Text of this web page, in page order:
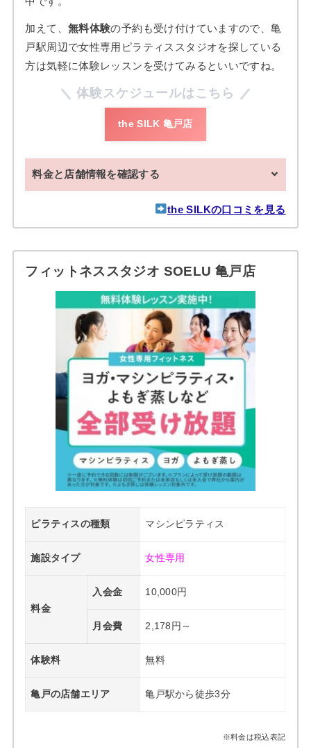
加えて、 無料体験の予約も受け付けていますので、亀
戸駅周辺で女性専用ピラティススタジオを探している
方は気軽に体験レッスンを受けてみるといいですね。
体験スケジュールはこちら
the SILK 亀戸店
料金と店舗情報を確認する
the SILKの口コミを見る
フィットネススタジオ SOELU 亀戸店
ピラティスの種類 マシンピラティス
施設タイプ 女性専用
料金
入会金 10,000円
月会費 2,178円～
体験料 無料
亀戸の店舗エリア 亀戸駅から徒歩3分
※料金は税込表記